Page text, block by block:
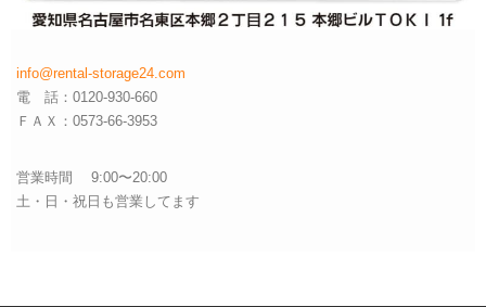
info@rental-storage24.com
電 話：0120-930-660
ＦＡＸ：0573-66-3953
営業時間 9:00〜20:00
土・日・祝日も営業してます